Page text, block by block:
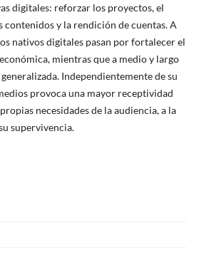
digitales: reforzar los proyectos, el
y la rendición de cuentas. A
nativos digitales pasan por fortalecer el
mientras que a medio y largo
Independientemente de su
provoca una mayor receptividad
necesidades de la audiencia, a la
supervivencia.